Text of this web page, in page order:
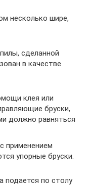
несколько шире,
сделанной
в качестве
клея или
бруски,
должно равняться
применением
упорные бруски.
подается по столу